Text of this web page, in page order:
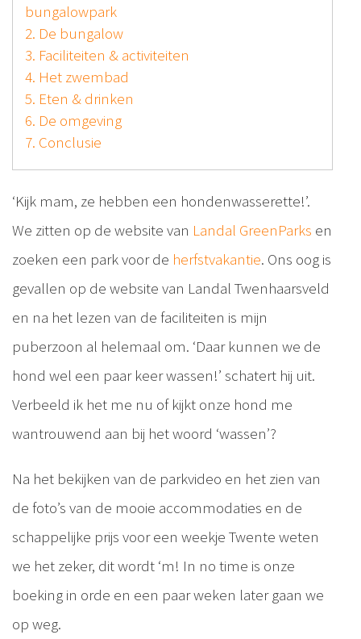
bungalowpark
2. De bungalow
3. Faciliteiten & activiteiten
4. Het zwembad
5. Eten & drinken
6. De omgeving
7. Conclusie
‘Kijk mam, ze hebben een hondenwasserette!’.
We zitten op de website van Landal GreenParks en
zoeken een park voor de herfstvakantie. Ons oog is
gevallen op de website van Landal Twenhaarsveld
en na het lezen van de faciliteiten is mijn
puberzoon al helemaal om. ‘Daar kunnen we de
hond wel een paar keer wassen!’ schatert hij uit.
Verbeeld ik het me nu of kijkt onze hond me
wantrouwend aan bij het woord ‘wassen’?
Na het bekijken van de parkvideo en het zien van
de foto’s van de mooie accommodaties en de
schappelijke prijs voor een weekje Twente weten
we het zeker, dit wordt ‘m! In no time is onze
boeking in orde en een paar weken later gaan we
op weg.